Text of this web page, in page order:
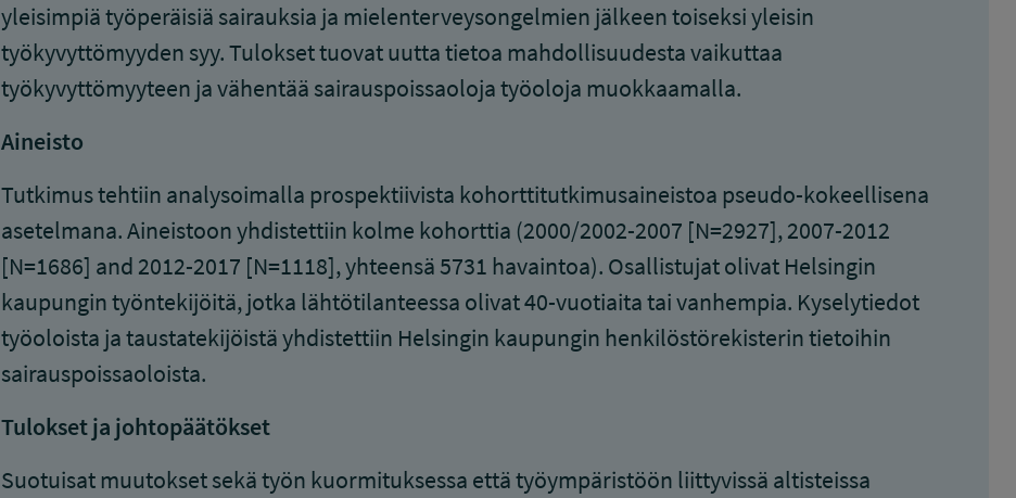
yleisimpiä työperäisiä sairauksia ja mielenterveysongelmien jälkeen toiseksi yleisin
työkyvyttömyyden syy. Tulokset tuovat uutta tietoa mahdollisuudesta vaikuttaa
työkyvyttömyyteen ja vähentää sairauspoissaoloja työoloja muokkaamalla.
Aineisto
Tutkimus tehtiin analysoimalla prospektiivista kohorttitutkimusaineistoa pseudo-kokeellisena
asetelmana. Aineistoon yhdistettiin kolme kohorttia (2000/2002-2007 [N=2927], 2007-2012
[N=1686] and 2012-2017 [N=1118], yhteensä 5731 havaintoa). Osallistujat olivat Helsingin
kaupungin työntekijöitä, jotka lähtötilanteessa olivat 40-vuotiaita tai vanhempia. Kyselytiedot
työoloista ja taustatekijöistä yhdistettiin Helsingin kaupungin henkilöstörekisterin tietoihin
sairauspoissaoloista.
Tulokset ja johtopäätökset
Suotuisat muutokset sekä työn kuormituksessa että työympäristöön liittyvissä altisteissa